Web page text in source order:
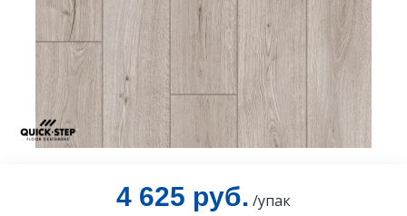
4 625 руб. /упак
Оплата и доставка
Контакты
Монтаж